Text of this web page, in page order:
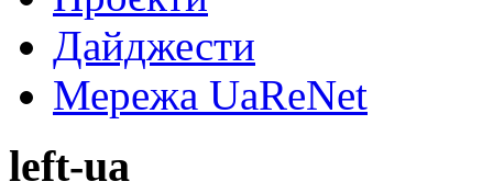
Дайджести
Мережа UaReNet
left-ua